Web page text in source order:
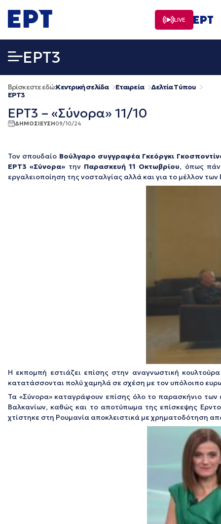
σε
περιεχόμενο
LIVE
EΡΤ3
Βρίσκεστε εδώ:Κεντρική σελίδα Εταιρεία
Δελτία Τύπου
EΡΤ3
ΕΡΤ3 – «Σύνορα» 11/10
ΔΗΜΟΣΙΕΥΣΗ09/10/24
Τον σπουδαίο Βούλγαρο συγγραφέα Γκεόργκι
ΕΡΤ3 «Σύνορα» την Παρασκευή 11 Οκτωβρίου, όπως
εργαλειοποίηση της νοσταλγίας αλλά και για το μέλλον
Η εκπομπή εστιάζει επίσης στην αναγνωστική
κατατάσσονται πολύ χαμηλά σε σχέση με τον υπόλοιπο
Τα «Σύνορα» καταγράφουν επίσης όλο το παρασκήνιο των
Βαλκανίων, καθώς και το αποτύπωμα της επίσκεψης
χτίστηκε στη Ρουμανία αποκλειστικά με χρηματοδότηση